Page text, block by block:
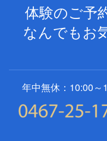
体験のご予
なんでもお
年中無休：10:00～